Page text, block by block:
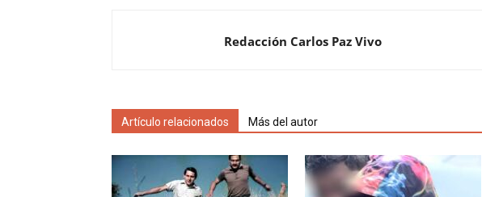
Redacción Carlos Paz Vivo
Artículo relacionados Más del autor